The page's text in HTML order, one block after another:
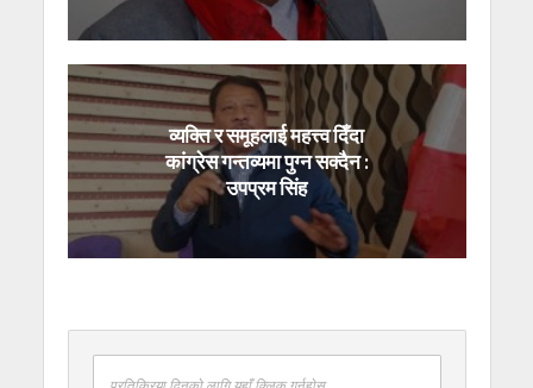
व्यक्ति र समूहलाई महत्त्व दिँदा
कांग्रेस गन्तव्यमा पुग्न सक्दैन :
उपप्रम सिंह